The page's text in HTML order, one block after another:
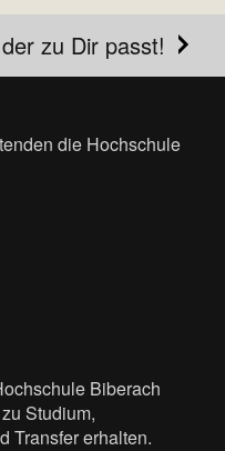
zu Dir passt!
die Hochschule
Biberach
Studium,
Transfer erhalten.